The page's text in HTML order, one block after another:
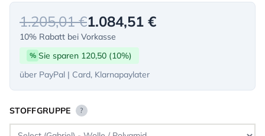
1.205,01 €1.084,51 €
10% Rabatt bei Vorkasse
% Sie sparen 120,50 (10%)
über PayPal | Card, Klarnapaylater
STOFFGRUPPE ?